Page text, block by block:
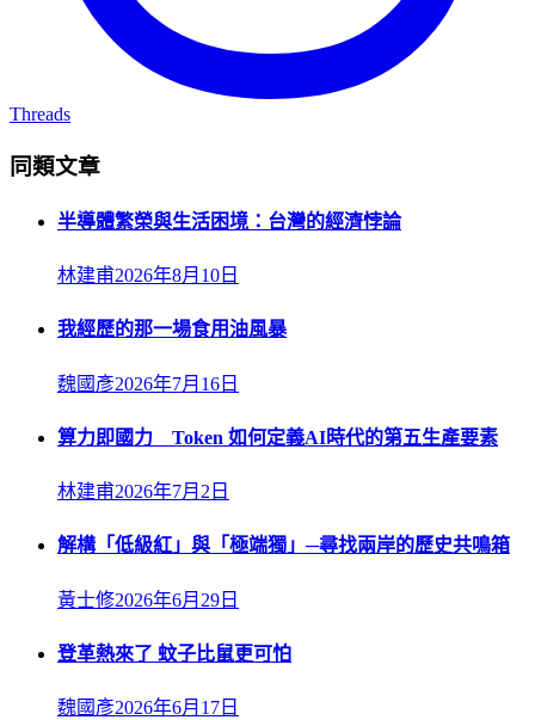
Threads
同類文章
半導體繁榮與生活困境：台灣的經濟悖論
林建甫2026年8月10日
我經歷的那一場食用油風暴
魏國彥2026年7月16日
算力即國力 Token 如何定義AI時代的第五生產要素
林建甫2026年7月2日
解構「低級紅」與「極端獨」─尋找兩岸的歷史共鳴箱
黃士修2026年6月29日
登革熱來了 蚊子比鼠更可怕
魏國彥2026年6月17日